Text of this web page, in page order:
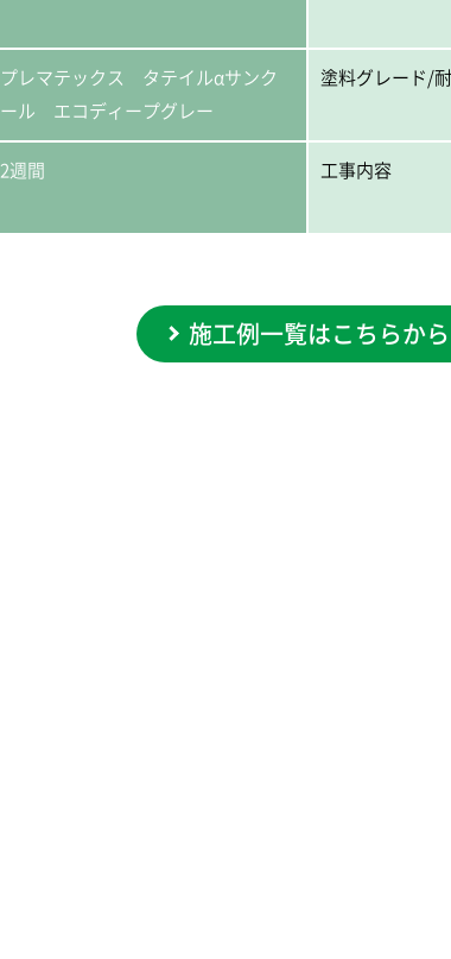
プレマテックス タテイルαサンク
ール エコディープグレー
塗料グレード/
2週間 工事内容
施工例一覧はこちらから